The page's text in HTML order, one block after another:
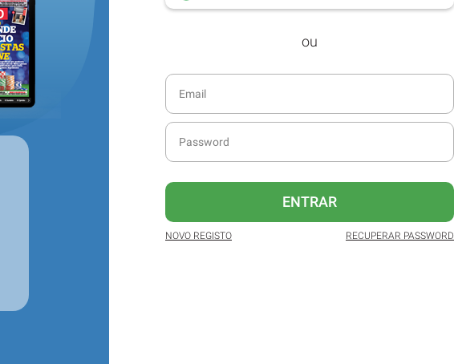
ou
ENTRAR
NOVO REGISTO RECUPERAR PASSWORD